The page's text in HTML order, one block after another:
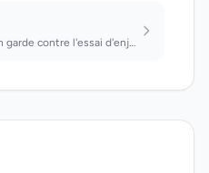
Que l'on voit : mise en garde contre l'essai d'enjoliver ou de dissimuler quelqu...